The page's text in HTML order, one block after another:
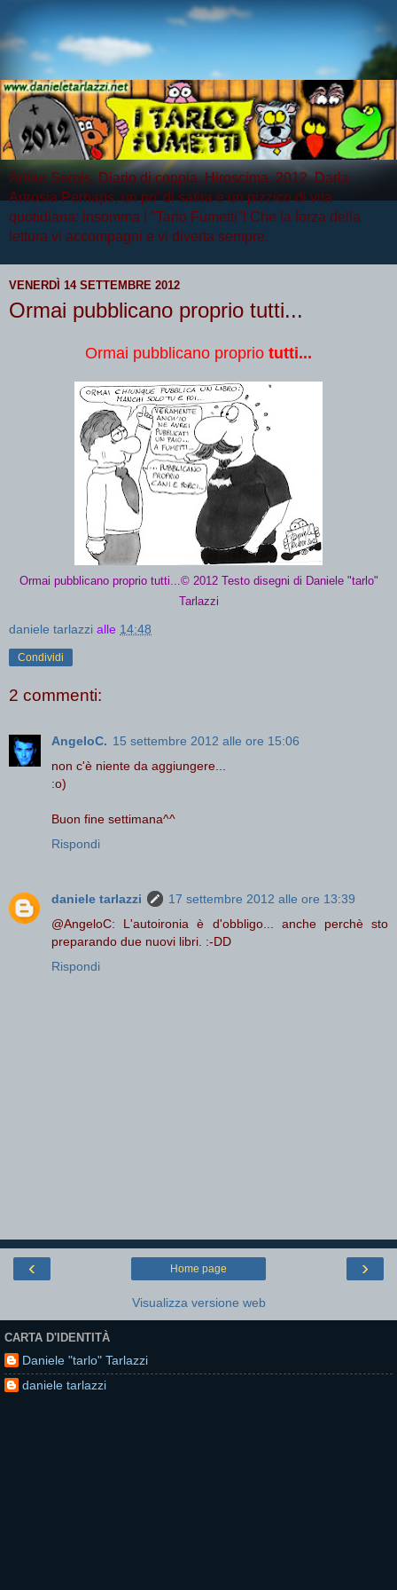
Arthur Serpis, Diario di coppia, Hiroscima, 2012, Darla
Artrosia Perhaps, un po' di satira e un pizzico di vita
quotidiana: insomma i "Tarlo Fumetti"! Che la forza della
lettura vi accompagni e vi diverta sempre.
VENERDÌ 14 SETTEMBRE 2012
Ormai pubblicano proprio tutti...
Ormai pubblicano proprio tutti...
Ormai pubblicano proprio tutti...© 2012 Testo disegni di Daniele "tarlo"
Tarlazzi
daniele tarlazzi alle 14:48
Condividi
2 commenti:
AngeloC. 15 settembre 2012 alle ore 15:06
non c'è niente da aggiungere...
:o)
Buon fine settimana^^
Rispondi
daniele tarlazzi
17 settembre 2012 alle ore 13:39
@AngeloC: L'autoironia è d'obbligo... anche perchè sto
preparando due nuovi libri. :-DD
Rispondi
‹ ›
Home page
Visualizza versione web
CARTA D'IDENTITÀ
Daniele "tarlo" Tarlazzi
daniele tarlazzi